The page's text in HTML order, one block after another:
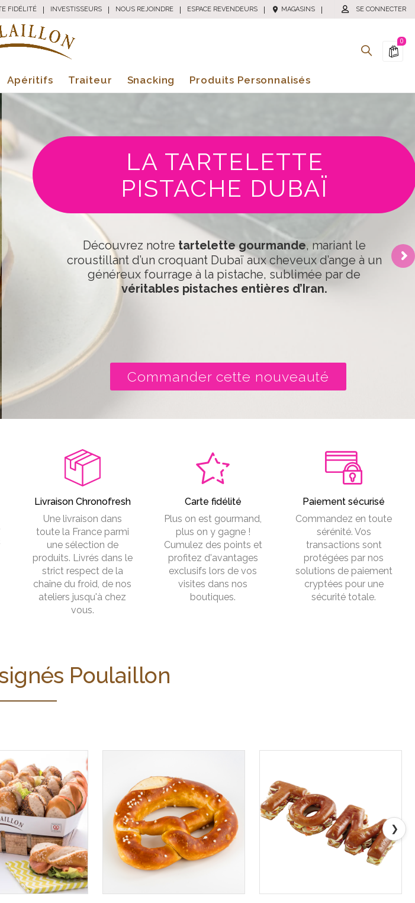
FIDÉLITÉ INVESTISSEURS NOUS REJOINDRE ESPACE REVENDEURS MAGASINS SE CONNECTER
0
Apéritifs Traiteur Snacking Produits Personnalisés
LA TARTELETTE
PISTACHE DUBAÏ
Commander cette nouveauté
Découvrez notre tartelette gourmande, mariant le
croustillant d’un croquant Dubaï aux cheveux d’ange à un
généreux fourrage à la pistache, sublimée par de
véritables pistaches entières d’Iran.
Livraison Chronofresh
Une livraison dans
toute la France parmi
une sélection de
produits. Livrés dans le
strict respect de la
chaîne du froid, de nos
ateliers jusqu'à chez
vous.
Carte fidélité
Plus on est gourmand,
plus on y gagne !
Cumulez des points et
profitez d'avantages
exclusifs lors de vos
visites dans nos
boutiques.
Paiement sécurisé
Commandez en toute
sérénité. Vos
transactions sont
protégées par nos
solutions de paiement
cryptées pour une
sécurité totale.
Poulaillon
❯